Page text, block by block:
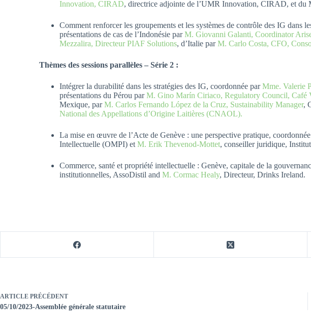
Innovation, CIRAD, directrice adjointe de l’UMR Innovation, CIRAD, et du
Comment renforcer les groupements et les systèmes de contrôle des IG
présentations de cas de l’Indonésie parM. Giovanni Galanti, Coordinator
Mezzalira, Directeur PIAF Solutions, d’Italie parM. Carlo Costa, CFO,
Thèmes des sessions parallèles – Série 2 :
Intégrer la durabilité dans les stratégies des IG, coordonnée parMme. Valerie
présentations du Pérou parM. Gino Marín Ciriaco, Regulatory Council, Café
Mexique, parM. Carlos Fernando López de la Cruz, Sustainability Manager,
National des Appellations d’Origine Laitières (CNAOL).
La mise en œuvre de l’Acte de Genève : une perspective pratique,
Intellectuelle (OMPI) et M. Erik Thevenod-Mottet, conseiller juridique,
Commerce, santé et propriété intellectuelle : Genève, capitale de la
institutionnelles, AssoDistil andM. Cormac Healy, Directeur, Drinks Ireland.
ARTICLE PRÉCÉDENT
05/10/2023-Assemblée générale statutaire